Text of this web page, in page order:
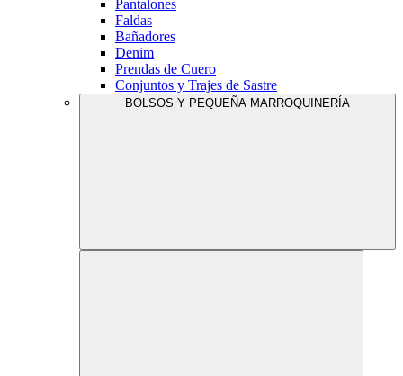
Pantalones
Faldas
Bañadores
Denim
Prendas de Cuero
Conjuntos y Trajes de Sastre
BOLSOS Y PEQUEÑA MARROQUINERÍA